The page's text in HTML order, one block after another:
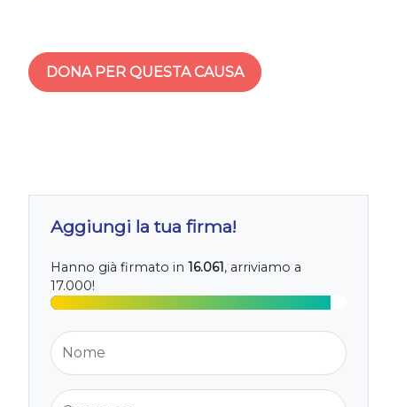
DONA PER QUESTA CAUSA
Aggiungi la tua firma!
Hanno già firmato in 16.061, arriviamo a
17.000!
Nome
Cognome